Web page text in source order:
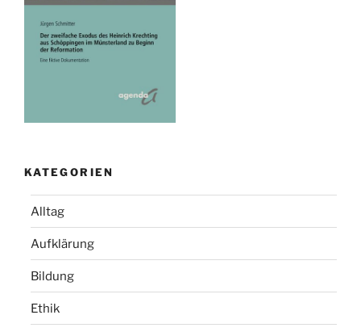
KATEGORIEN
Alltag
Aufklärung
Bildung
Ethik